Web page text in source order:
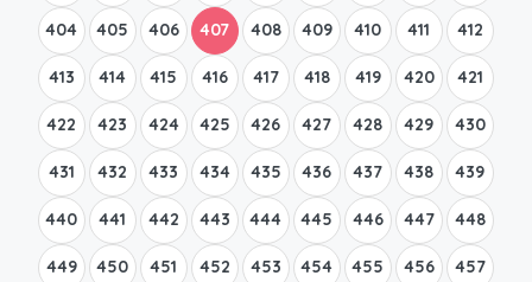
404 405 406 407 408 409 410 411 412
413 414 415 416 417 418 419 420 421
422 423 424 425 426 427 428 429 430
431 432 433 434 435 436 437 438 439
440 441 442 443 444 445 446 447 448
449 450 451 452 453 454 455 456 457